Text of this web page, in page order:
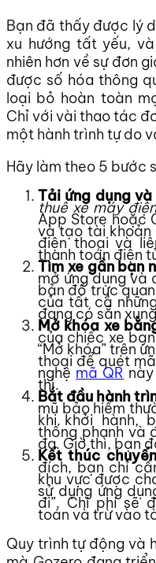
Bạn đã thấy được lý
xu hướng tất yếu,
nhiên hơn về sự đơn
được số hóa thông
loại bỏ hoàn toàn
Chỉ với vài thao tác
một hành trình tự do
Hãy làm theo 5 bước
Tải ứng dụng
thuê xe máy
App Store hoặc
và tạo tài khoản
điện thoại và
thanh toán điện
Tìm xe gần bạn
mở ứng dụng
bản đồ trực
của tất cả
đang có sẵn
Mở khóa xe
của chiếc xe
“Mở khóa” trên
thoại để quét
nghệ mã QR
thì.
Bắt đầu hành
mũ bảo hiểm
khi khởi hành,
thống phanh và
đa. Giờ thì, bạn
Kết thúc
đích, bạn chỉ
khu vực được
sử dụng ứng
đi”. Chi phí sẽ
toán và trừ vào
Quy trình tự động và